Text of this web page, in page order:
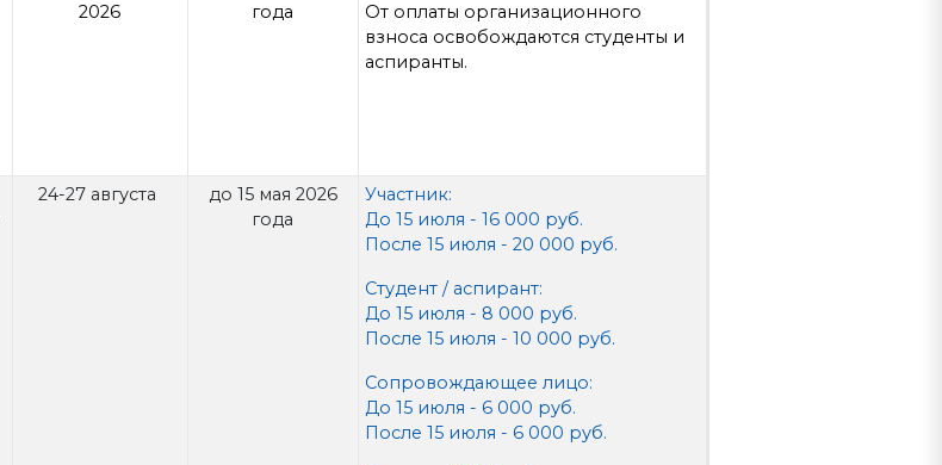
2026
года
От оплаты организационного
взноса освобождаются студенты и
аспиранты.
24-27 августа
до 15 мая 2026
года
Участник:
До 15 июля - 16 000 руб.
После 15 июля - 20 000 руб.
Студент / аспирант:
До 15 июля - 8 000 руб.
После 15 июля - 10 000 руб.
Сопровождающее лицо:
До 15 июля - 6 000 руб.
После 15 июля - 6 000 руб.